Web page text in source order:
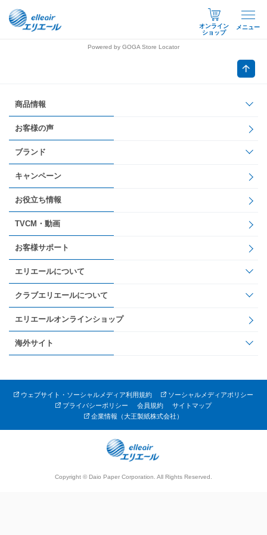
オンライン
ショップ
メニュー
Powered by GOGA Store Locator
商品情報
お客様の声
ブランド
キャンペーン
お役立ち情報
TVCM・動画
お客様サポート
エリエールについて
クラブエリエールについて
エリエールオンラインショップ
海外サイト
ウェブサイト・ソーシャルメディア利用規約
ソーシャルメディアポリシー
プライバシーポリシー
会員規約
サイトマップ
企業情報（大王製紙株式会社）
Copyright © Daio Paper Corporation. All Rights Reserved.